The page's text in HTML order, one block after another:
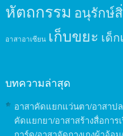
หัตถกรรม อนุรักษ์
อาสาอาเซียน เก็บขยะ เด็
บทความล่าสุด
อาสาคัดแยกแว่นตา/อาสาป
คัดแยกยา/อาสาสร้างสื่อกา